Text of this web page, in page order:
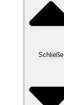
Schließe